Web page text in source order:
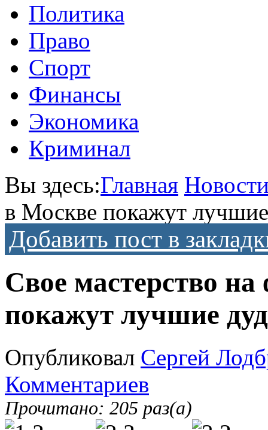
Политика
Право
Спорт
Финансы
Экономика
Криминал
Вы здесь:Главная
в Москве покажут
Добавить пост в
Свое мастерство
покажут лучшие
Опубликовал Сергей
Комментариев
Прочитано: 205 раз(а)